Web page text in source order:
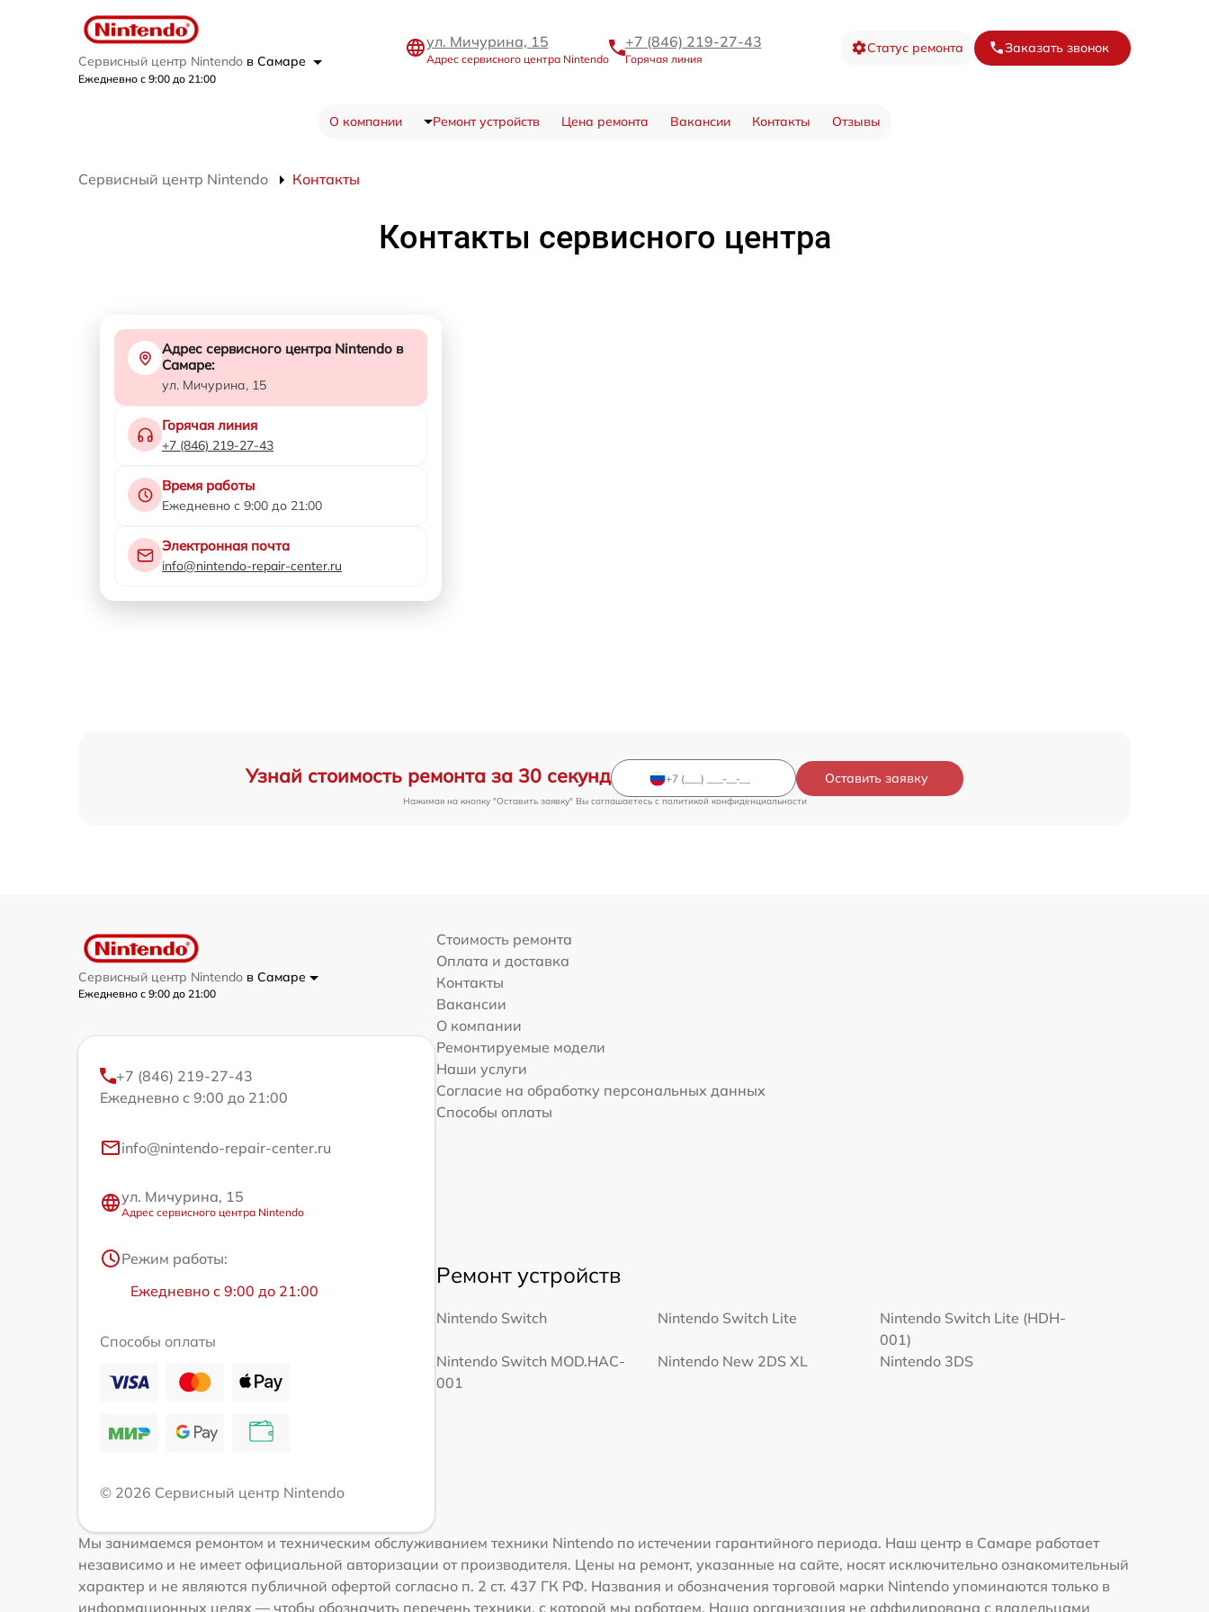
Сервисный центр Nintendo в Самаре
Ежедневно с 9:00 до 21:00
ул. Мичурина, 15
Адрес сервисного центра Nintendo
+7 (846) 219-27-43
Горячая линия
Статус ремонта Заказать звонок
О компании Ремонт устройств Цена ремонта Вакансии Контакты Отзывы
Сервисный центр Nintendo Контакты
Контакты сервисного центра
Адрес сервисного центра Nintendo в
Самаре:
ул. Мичурина, 15
Горячая линия
+7 (846) 219-27-43
Время работы
Ежедневно с 9:00 до 21:00
Электронная почта
info@nintendo-repair-center.ru
Узнай стоимость ремонта за 30 секунд Оставить заявку
Нажимая на кнопку "Оставить заявку" Вы соглашаетесь c политикой конфиденциальности
Сервисный центр Nintendo в Самаре
Ежедневно с 9:00 до 21:00
+7 (846) 219-27-43
Ежедневно с 9:00 до 21:00
info@nintendo-repair-center.ru
ул. Мичурина, 15
Адрес сервисного центра Nintendo
Режим работы:
Ежедневно с 9:00 до 21:00
Способы оплаты
© 2026 Сервисный центр Nintendo
Стоимость ремонта
Оплата и доставка
Контакты
Вакансии
О компании
Ремонтируемые модели
Наши услуги
Согласие на обработку персональных данных
Способы оплаты
Ремонт устройств
Nintendo Switch Nintendo Switch Lite
Nintendo Switch Lite (HDH-
001)
Nintendo Switch MOD.HAC-
001
Nintendo New 2DS XL Nintendo 3DS
Мы занимаемся ремонтом и техническим обслуживанием техники Nintendo по истечении гарантийного периода. Наш центр в Самаре работает
независимо и не имеет официальной авторизации от производителя. Цены на ремонт, указанные на сайте, носят исключительно ознакомительный
характер и не являются публичной офертой согласно п. 2 ст. 437 ГК РФ. Названия и обозначения торговой марки Nintendo упоминаются только в
информационных целях — чтобы обозначить перечень техники, с которой мы работаем. Наша организация не аффилирована с владельцами